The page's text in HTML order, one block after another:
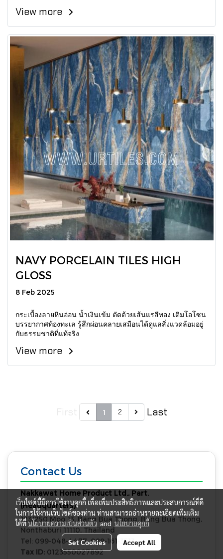
View more
ิNAVY PORCELAIN TILES HIGH
GLOSS
8 Feb 2025
กระเบื้องลายหินอ่อน น้ำเงินเข้ม ตัดด้วยเส้นแรสีทอง เติมโอโซน
บรรยากาศท้องทะเล รู้สึกผ่อนคลายเสมือนได้ดูแลสิ่งแวดล้อมอยู่
กับธรรมชาติที่แท้จริง
View more
1 2 Last
Contact Us
Nakkawat Home Product Ltd., Part.
(Headquarters)
123/250 Moo 13, Bang Bua Thong, Bang Bua Thong,
Nonthaburi 11110, Thailand
Tel: 099-048-4477, 089-161-3513
Tax ID: 0123550027892
เว็บไซต์นี้มีการใช้งานคุกกี้ เพื่อเพิ่มประสิทธิภาพและประสบการณ์ที่ดี
ในการใช้งานเว็บไซต์ของท่าน ท่านสามารถอ่านรายละเอียดเพิ่มเติม
ได้ที่นโยบายความเป็นส่วนตัว and นโยบายคุกกี้
Set Cookies Accept All